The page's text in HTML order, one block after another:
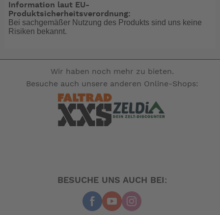
Information laut EU-
Produktsicherheitsverordnung:
Bei sachgemäßer Nutzung des Produkts sind uns keine
Risiken bekannt.
Wir haben noch mehr zu bieten.
Besuche auch unsere anderen Online-Shops:
BESUCHE UNS AUCH BEI: